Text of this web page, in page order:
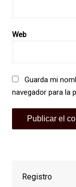
Web
Guarda mi
navegador para la
Registro